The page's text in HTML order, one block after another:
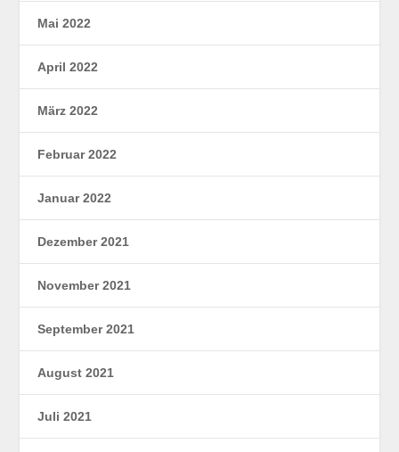
Mai 2022
April 2022
März 2022
Februar 2022
Januar 2022
Dezember 2021
November 2021
September 2021
August 2021
Juli 2021